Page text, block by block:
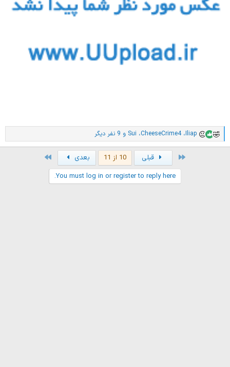
م
Iliap،CheeseCrime4، Sui و 9 نفر دیگر
قبلی 10 از 11 بعدی
You must log in or register to reply here.